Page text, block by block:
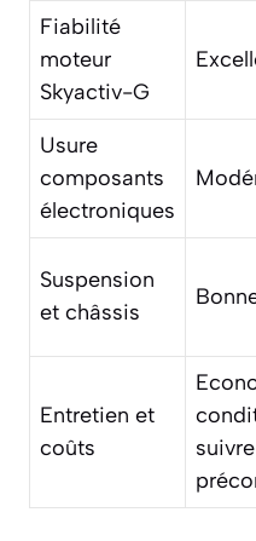
Fiabilité
moteur
Skyactiv-G
Usure
composants
électroniques
Suspension
et châssis
Entretien et
coûts